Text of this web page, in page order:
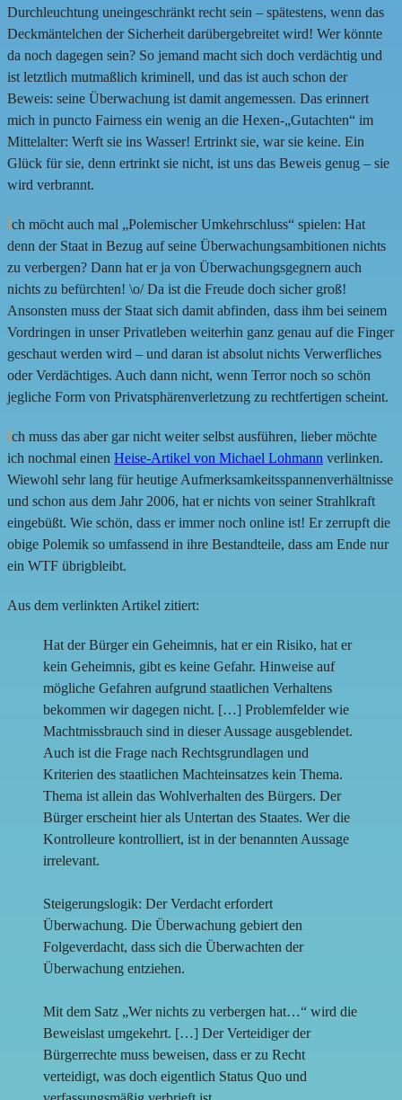
Durchleuchtung uneingeschränkt recht sein – spätestens, wenn das
Deckmäntelchen der Sicherheit darübergebreitet wird! Wer könnte
da noch dagegen sein? So jemand macht sich doch verdächtig und
ist letztlich mutmaßlich kriminell, und das ist auch schon der
Beweis: seine Überwachung ist damit angemessen. Das erinnert
mich in puncto Fairness ein wenig an die Hexen-„Gutachten“ im
Mittelalter: Werft sie ins Wasser! Ertrinkt sie, war sie keine. Ein
Glück für sie, denn ertrinkt sie nicht, ist uns das Beweis genug – sie
wird verbrannt.
Ich möcht auch mal „Polemischer Umkehrschluss“ spielen: Hat
denn der Staat in Bezug auf seine Überwachungsambitionen nichts
zu verbergen? Dann hat er ja von Überwachungsgegnern auch
nichts zu befürchten! \o/ Da ist die Freude doch sicher groß!
Ansonsten muss der Staat sich damit abfinden, dass ihm bei seinem
Vordringen in unser Privatleben weiterhin ganz genau auf die Finger
geschaut werden wird – und daran ist absolut nichts Verwerfliches
oder Verdächtiges. Auch dann nicht, wenn Terror noch so schön
jegliche Form von Privatsphärenverletzung zu rechtfertigen scheint.
Ich muss das aber gar nicht weiter selbst ausführen, lieber möchte
ich nochmal einen Heise-Artikel von Michael Lohmann verlinken.
Wiewohl sehr lang für heutige Aufmerksamkeitsspannenverhältnisse
und schon aus dem Jahr 2006, hat er nichts von seiner Strahlkraft
eingebüßt. Wie schön, dass er immer noch online ist! Er zerrupft die
obige Polemik so umfassend in ihre Bestandteile, dass am Ende nur
ein WTF übrigbleibt.
Aus dem verlinkten Artikel zitiert:
Hat der Bürger ein Geheimnis, hat er ein Risiko, hat er
kein Geheimnis, gibt es keine Gefahr. Hinweise auf
mögliche Gefahren aufgrund staatlichen Verhaltens
bekommen wir dagegen nicht. […] Problemfelder wie
Machtmissbrauch sind in dieser Aussage ausgeblendet.
Auch ist die Frage nach Rechtsgrundlagen und
Kriterien des staatlichen Machteinsatzes kein Thema.
Thema ist allein das Wohlverhalten des Bürgers. Der
Bürger erscheint hier als Untertan des Staates. Wer die
Kontrolleure kontrolliert, ist in der benannten Aussage
irrelevant.
Steigerungslogik: Der Verdacht erfordert
Überwachung. Die Überwachung gebiert den
Folgeverdacht, dass sich die Überwachten der
Überwachung entziehen.
Mit dem Satz „Wer nichts zu verbergen hat…“ wird die
Beweislast umgekehrt. […] Der Verteidiger der
Bürgerrechte muss beweisen, dass er zu Recht
verteidigt, was doch eigentlich Status Quo und